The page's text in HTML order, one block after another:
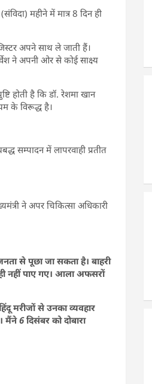
महीने में मात्र 8 दिन ही
अपने साथ ले जाती हैं।
ने अपनी ओर से कोई साक्ष्य
होती है कि डॉ. रेशमा खान
के विरूद्ध है।
सम्पादन में लापरवाही प्रतीत
ने अपर चिकित्सा अधिकारी
से पूछा जा सकता है। बाहरी
नहीं पाए गए। आला अफसरों
मरीजों से उनका व्यवहार
6 दिसंबर को दोबारा